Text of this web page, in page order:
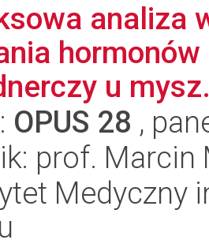
analiza
u
OPUS 28 ,
prof. Marcin
Medyczny